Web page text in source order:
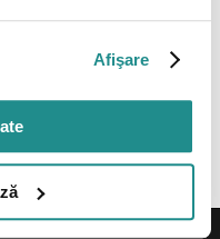
Afişare
chose, din